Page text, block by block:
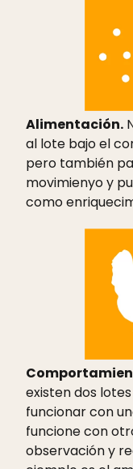
Alimentación.
al lote bajo el
pero también
movimienyo y
como
existen dos
funcionar con
funcione con
observación y